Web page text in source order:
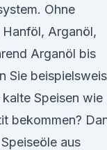
Ohne
Arganöl,
Arganöl bis
Sie
Speisen wie
bekommen?
aus